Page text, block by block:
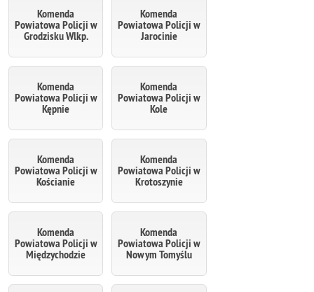
Komenda
Powiatowa Policji w
Grodzisku Wlkp.
Komenda
Powiatowa Policji w
Jarocinie
Komenda
Powiatowa Policji w
Kępnie
Komenda
Powiatowa Policji w
Kole
Komenda
Powiatowa Policji w
Kościanie
Komenda
Powiatowa Policji w
Krotoszynie
Komenda
Powiatowa Policji w
Międzychodzie
Komenda
Powiatowa Policji w
Nowym Tomyślu